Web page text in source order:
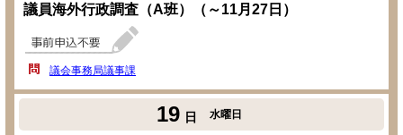
議員海外行政調査（A班）（～11月27日）
議会事務局議事課
19 日 水曜日